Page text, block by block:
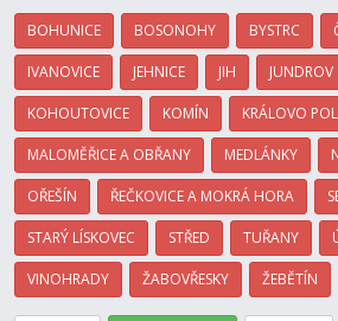
BOHUNICE BOSONOHY BYSTRC
IVANOVICE JEHNICE JIH JUNDROV
KOHOUTOVICE KOMÍN KRÁLOVO
MALOMĚŘICE A OBŘANY MEDLÁNKY
OŘEŠÍN ŘEČKOVICE A MOKRÁ HORA
STARÝ LÍSKOVEC STŘED TUŘANY
VINOHRADY ŽABOVŘESKY ŽEBĚTÍN